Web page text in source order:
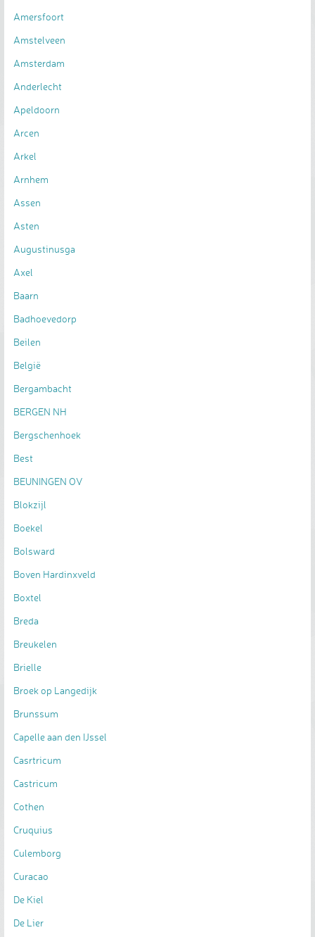
Amersfoort
Amstelveen
Amsterdam
Anderlecht
Apeldoorn
Arcen
Arkel
Arnhem
Assen
Asten
Augustinusga
Axel
Baarn
Badhoevedorp
Beilen
België
Bergambacht
BERGEN NH
Bergschenhoek
Best
BEUNINGEN OV
Blokzijl
Boekel
Bolsward
Boven Hardinxveld
Boxtel
Breda
Breukelen
Brielle
Broek op Langedijk
Brunssum
Capelle aan den IJssel
Casrtricum
Castricum
Cothen
Cruquius
Culemborg
Curacao
De Kiel
De Lier